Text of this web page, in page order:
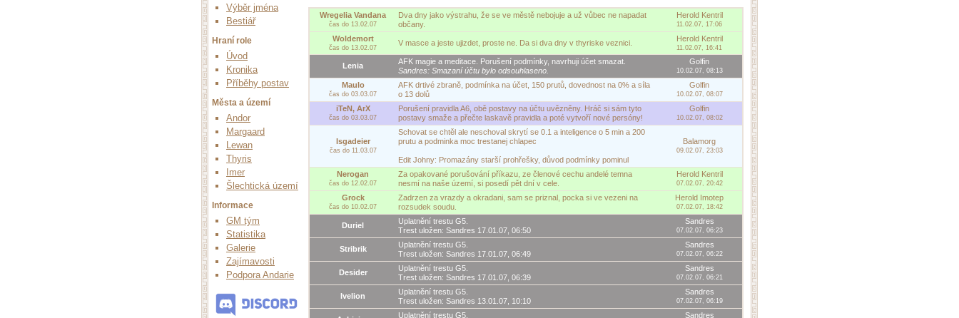
Výběr jména
Bestiář
Hraní role
Úvod
Kronika
Příběhy postav
Města a území
Andor
Margaard
Lewan
Thyris
Imer
Šlechtická území
Informace
GM tým
Statistika
Galerie
Zajímavosti
Podpora Andarie
Wregelia Vandana
čas do 13.02.07
Dva dny jako výstrahu, že se ve městě nebojuje a už vůbec ne napadat
občany.
Herold Kentril
11.02.07, 17:06
Woldemort
čas do 13.02.07
V masce a jeste ujizdet, proste ne. Da si dva dny v thyriske veznici. Herold Kentril
11.02.07, 16:41
Lenia
AFK magie a meditace. Porušení podmínky, navrhuji účet smazat.
Sandres: Smazaní účtu bylo odsouhlaseno.
Golfin
10.02.07, 08:13
Maulo
čas do 03.03.07
AFK drtivé zbraně, podmínka na účet, 150 prutů, dovednost na 0% a síla
o 13 dolů
Golfin
10.02.07, 08:07
iTeN, ArX
čas do 03.03.07
Porušení pravidla A6, obě postavy na účtu uvězněny. Hráč si sám tyto
postavy smaže a přečte laskavě pravidla a poté vytvoří nové persóny!
Golfin
10.02.07, 08:02
Isgadeier
čas do 11.03.07
Schovat se chtěl ale neschoval skrytí se 0.1 a inteligence o 5 min a 200
prutu a podminka moc trestanej chlapec
Edit Johny: Promazány starší prohřešky, důvod podmínky pominul
Balamorg
09.02.07, 23:03
Nerogan
čas do 12.02.07
Za opakované porušování příkazu, ze členové cechu andelé temna
nesmí na naše území, si posedí pět dní v cele.
Herold Kentril
07.02.07, 20:42
Grock
čas do 10.02.07
Zadrzen za vrazdy a okradani, sam se priznal, pocka si ve vezeni na
rozsudek soudu.
Herold Imotep
07.02.07, 18:42
Duriel
Uplatnění trestu G5.
Trest uložen: Sandres 17.01.07, 06:50
Sandres
07.02.07, 06:23
Stribrik
Uplatnění trestu G5.
Trest uložen: Sandres 17.01.07, 06:49
Sandres
07.02.07, 06:22
Desider
Uplatnění trestu G5.
Trest uložen: Sandres 17.01.07, 06:39
Sandres
07.02.07, 06:21
Ivelion
Uplatnění trestu G5.
Trest uložen: Sandres 13.01.07, 10:10
Sandres
07.02.07, 06:19
Uplatnění trestu G5. Sandres